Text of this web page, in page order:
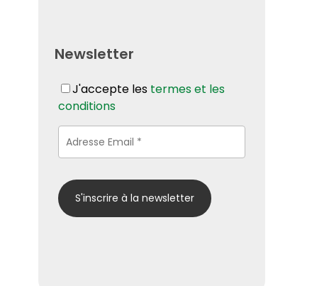
Newsletter
J'accepte les termes et les
conditions